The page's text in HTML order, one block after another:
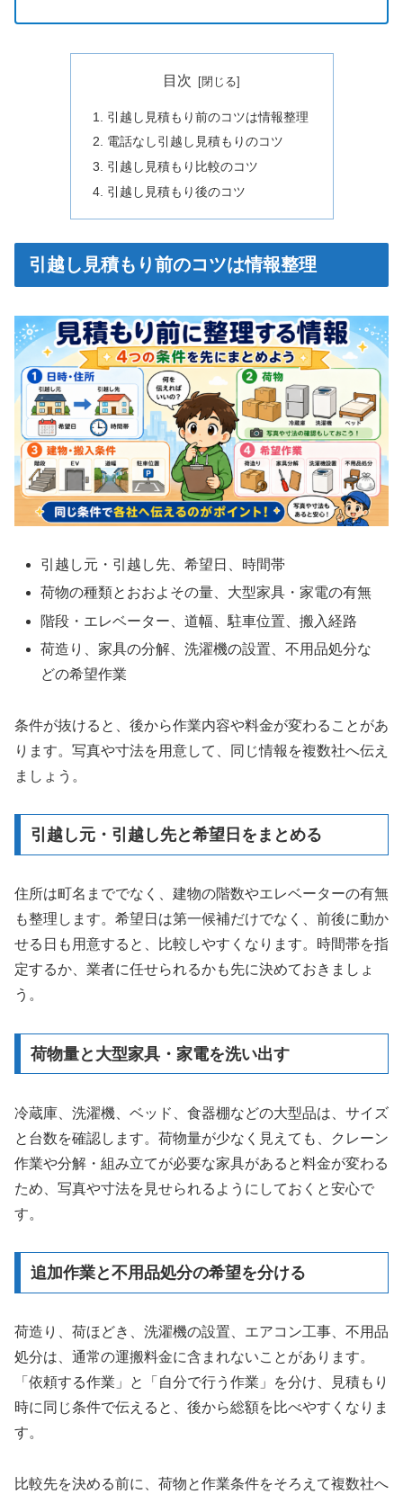
目次
引越し見積もり前のコツは情報整理
電話なし引越し見積もりのコツ
引越し見積もり比較のコツ
引越し見積もり後のコツ
引越し見積もり前のコツは情報整理
引越し元・引越し先、希望日、時間帯
荷物の種類とおおよその量、大型家具・家電の有無
階段・エレベーター、道幅、駐車位置、搬入経路
荷造り、家具の分解、洗濯機の設置、不用品処分な
どの希望作業
条件が抜けると、後から作業内容や料金が変わることがあ
ります。写真や寸法を用意して、同じ情報を複数社へ伝え
ましょう。
引越し元・引越し先と希望日をまとめる
住所は町名まででなく、建物の階数やエレベーターの有無
も整理します。希望日は第一候補だけでなく、前後に動か
せる日も用意すると、比較しやすくなります。時間帯を指
定するか、業者に任せられるかも先に決めておきましょ
う。
荷物量と大型家具・家電を洗い出す
冷蔵庫、洗濯機、ベッド、食器棚などの大型品は、サイズ
と台数を確認します。荷物量が少なく見えても、クレーン
作業や分解・組み立てが必要な家具があると料金が変わる
ため、写真や寸法を見せられるようにしておくと安心で
す。
追加作業と不用品処分の希望を分ける
荷造り、荷ほどき、洗濯機の設置、エアコン工事、不用品
処分は、通常の運搬料金に含まれないことがあります。
「依頼する作業」と「自分で行う作業」を分け、見積もり
時に同じ条件で伝えると、後から総額を比べやすくなりま
す。
比較先を決める前に、荷物と作業条件をそろえて複数社へ